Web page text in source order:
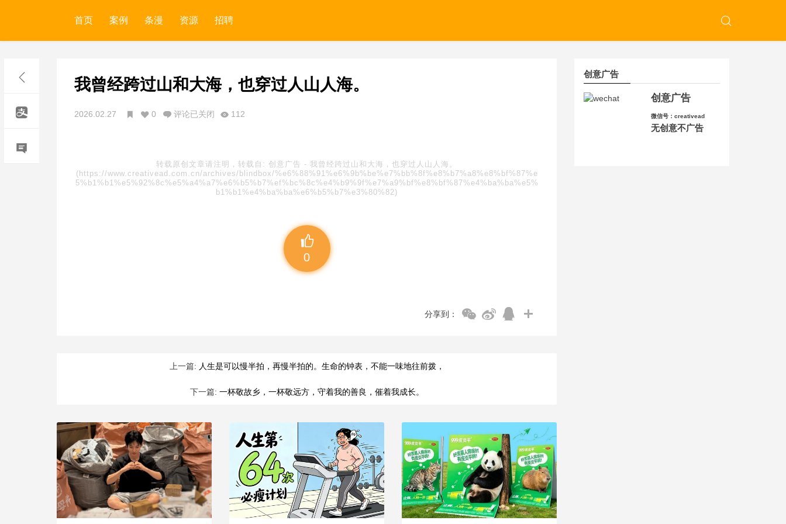
首页 案例 条漫 资源 招聘
我曾经跨过山和大海，也穿过人山人海。
2026.02.27 0 评论已关闭 112
转载原创文章请注明，转载自: 创意广告 - 我曾经跨过山和大海，也穿过人山人海。
(https://www.creativead.com.cn/archives/blindbox/%e6%88%91%e6%9b%be%e7%bb%8f%e8%b7%a8%e8%bf%87%e
5%b1%b1%e5%92%8c%e5%a4%a7%e6%b5%b7%ef%bc%8c%e4%b9%9f%e7%a9%bf%e8%bf%87%e4%ba%ba%e5%
b1%b1%e4%ba%ba%e6%b5%b7%e3%80%82)
0
分享到：
上一篇: 人生是可以慢半拍，再慢半拍的。生命的钟表，不能一味地往前拨，
下一篇: 一杯敬故乡，一杯敬远方，守着我的善良，催着我成长。
创意广告
创意广告
微信号：creativead
无创意不广告